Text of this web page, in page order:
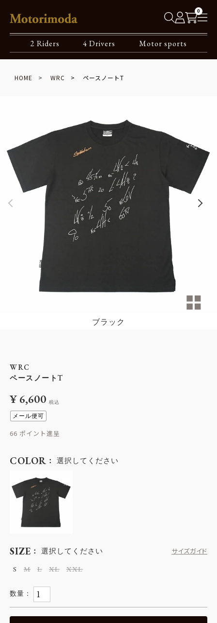
0
2 Riders 4 Drivers Motor sports
HOME WRC ペースノートT
ブラック
WRC
ペースノートT
¥6,600 税込
メール便可
66
SIZE 選択してください
サイズガイド
S
M L XL XXL
COLOR 選択してください